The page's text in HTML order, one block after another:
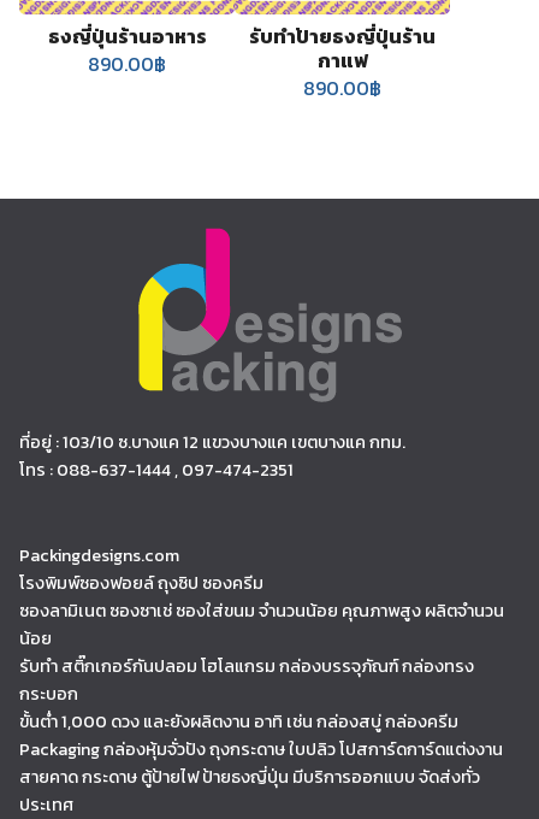
ธงญี่ปุ่นร้านอาหาร
890.00฿
รับทำป้ายธงญี่ปุ่นร้าน
กาแฟ
890.00฿
ที่อยู่ : 103/10 ซ.บางแค 12 แขวงบางแค เขตบางแค กทม.
โทร : 088-637-1444 , 097-474-2351
Packingdesigns.com
โรงพิมพ์ซองฟอยล์ ถุงซิป ซองครีม
ซองลามิเนต ซองซาเช่ ซองใส่ขนม จำนวนน้อย คุณภาพสูง ผลิตจำนวน
น้อย
รับทำ สติ๊กเกอร์กันปลอม โฮโลแกรม กล่องบรรจุภัณฑ์ กล่องทรง
กระบอก
ขั้นต่ำ 1,000 ดวง และยังผลิตงาน อาทิ เช่น กล่องสบู่ กล่องครีม
Packaging กล่องหุ้มจั่วปัง ถุงกระดาษ ใบปลิว โปสการ์ดการ์ดแต่งงาน
สายคาด กระดาษ ตู้ป้ายไฟ ป้ายธงญี่ปุ่น มีบริการออกแบบ จัดส่งทั่ว
ประเทศ